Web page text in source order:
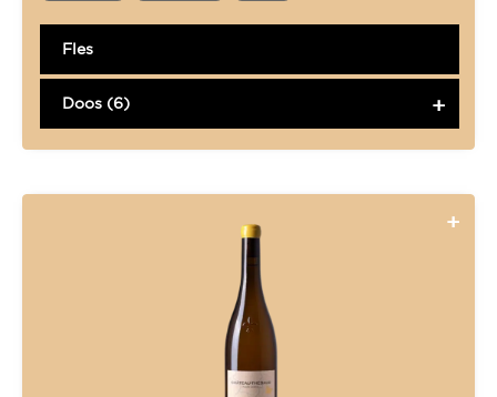
Fles
Doos (6)